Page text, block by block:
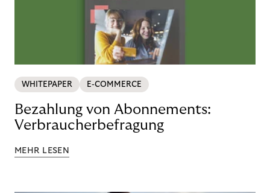
WHITEPAPER E-COMMERCE
Bezahlung von Abonnements:
Verbraucherbefragung
MEHR LESEN